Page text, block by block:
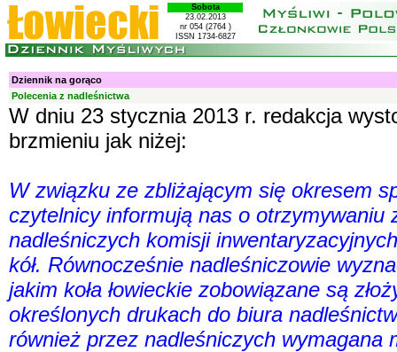
Sobota
23.02.2013
nr 054 (2764 )
ISSN 1734-6827
Dziennik na gorąco
Polecenia z nadleśnictwa
W dniu 23 stycznia 2013 r. redakcja
brzmieniu jak niżej:
W związku ze zbliżającym się okresem
czytelnicy informują nas o otrzymywaniu
nadleśniczych komisji
kół. Równocześnie nadleśniczowie
jakim koła łowieckie zobowiązane są
określonych drukach do biura
również przez nadleśniczych wymagana